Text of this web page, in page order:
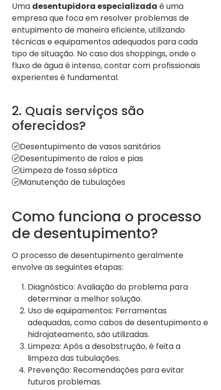
Uma desentupidora especializada é uma
empresa que foca em resolver problemas de
entupimento de maneira eficiente, utilizando
técnicas e equipamentos adequados para cada
tipo de situação. No caso dos shoppings, onde o
fluxo de água é intenso, contar com profissionais
experientes é fundamental.
2. Quais serviços são
oferecidos?
Desentupimento de vasos sanitários
Desentupimento de ralos e pias
Limpeza de fossa séptica
Manutenção de tubulações
Como funciona o processo
de desentupimento?
O processo de desentupimento geralmente
envolve as seguintes etapas:
Diagnóstico: Avaliação do problema para
determinar a melhor solução.
Uso de equipamentos: Ferramentas
adequadas, como cabos de desentupimento e
hidrojateamento, são utilizadas.
Limpeza: Após a desobstrução, é feita a
limpeza das tubulações.
Prevenção: Recomendações para evitar
futuros problemas.